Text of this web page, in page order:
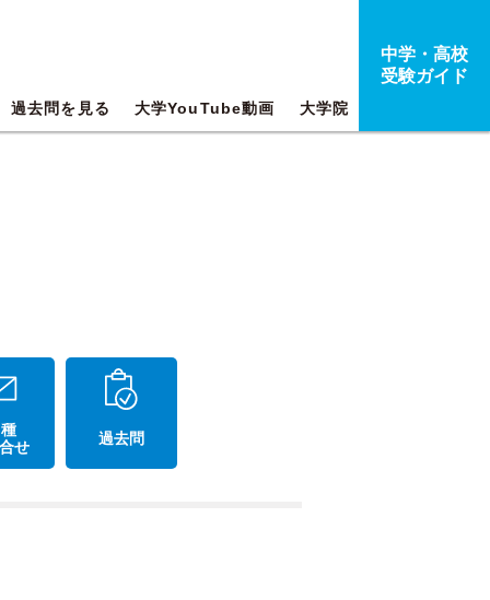
過去問を見る 大学YouTube動画 大学院
中学・高校
受験ガイド
せ
過去問